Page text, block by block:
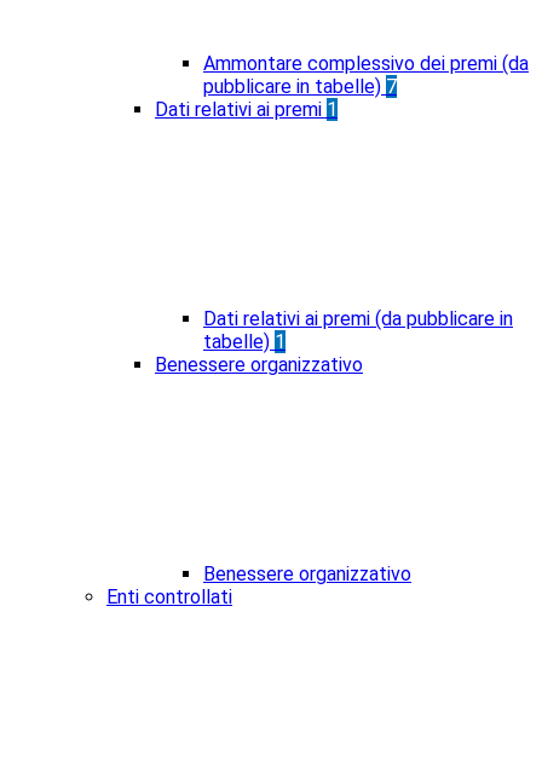
Ammontare complessivo dei premi (da
pubblicare in tabelle) 7
Dati relativi ai premi 1
Dati relativi ai premi (da pubblicare in
tabelle) 1
Benessere organizzativo
Benessere organizzativo
Enti controllati